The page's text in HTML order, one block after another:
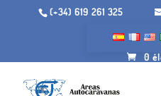
(+34) 619 261 325
0